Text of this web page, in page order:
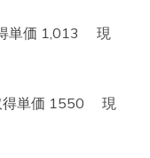
単価 1,013 現
得単価 1550 現